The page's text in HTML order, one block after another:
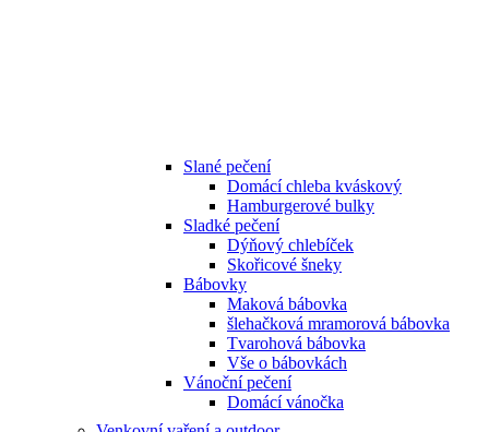
Slané pečení
Domácí chleba kváskový
Hamburgerové bulky
Sladké pečení
Dýňový chlebíček
Skořicové šneky
Bábovky
Maková bábovka
šlehačková mramorová bábovka
Tvarohová bábovka
Vše o bábovkách
Vánoční pečení
Domácí vánočka